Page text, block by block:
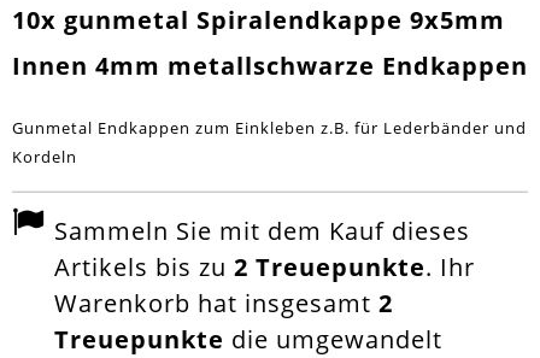
10x gunmetal Spiralendkappe 9x5mm
Innen 4mm metallschwarze Endkappen
Gunmetal Endkappen zum Einkleben z.B. für Lederbänder und
Kordeln
Sammeln Sie mit dem Kauf dieses
Artikels bis zu 2 Treuepunkte. Ihr
Warenkorb hat insgesamt 2
Treuepunkte die umgewandelt